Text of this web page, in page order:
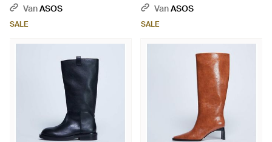
VanASOS
SALE
VanASOS
SALE